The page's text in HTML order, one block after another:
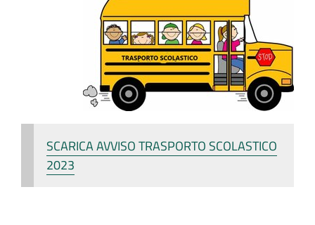
SCARICA AVVISO TRASPORTO SCOLASTICO
2023